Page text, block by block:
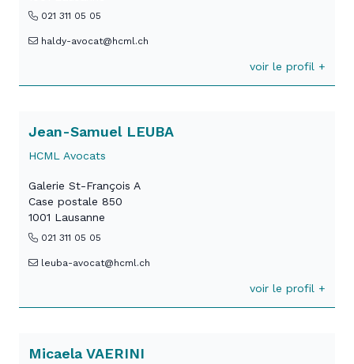
021 311 05 05
haldy-avocat@hcml.ch
voir le profil +
Jean-Samuel LEUBA
HCML Avocats
Galerie St-François A
Case postale 850
1001 Lausanne
021 311 05 05
leuba-avocat@hcml.ch
voir le profil +
Micaela VAERINI